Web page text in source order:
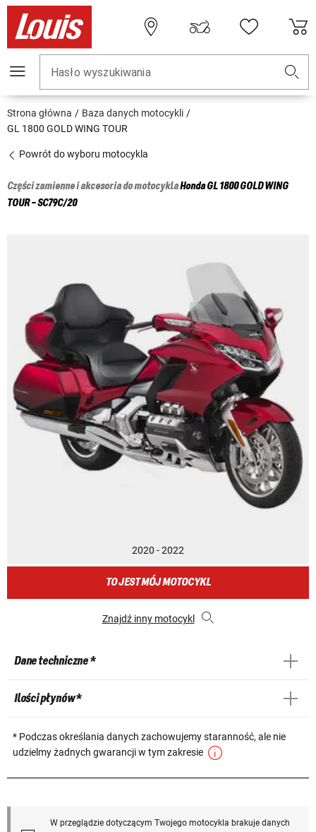
Hasło wyszukiwania
Strona główna
Baza danych motocykli
GL 1800 GOLD WING TOUR
Powrót do wyboru motocykla
Części zamienne i akcesoria do motocyklaHondaGL 1800 GOLD WING
TOUR - SC79C/20
2020 - 2022
TO JEST MÓJ MOTOCYKL
Znajdź inny motocykl
Dane techniczne *
Ilości płynów *
* Podczas określania danych zachowujemy staranność, ale nie
udzielmy żadnych gwarancji w tym zakresie
W przeglądzie dotyczącym Twojego motocykla brakuje danych